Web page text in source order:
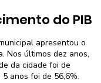
do PIB
apresentou o
Nos últimos dez anos,
da cidade foi de
anos foi de 56,6%.